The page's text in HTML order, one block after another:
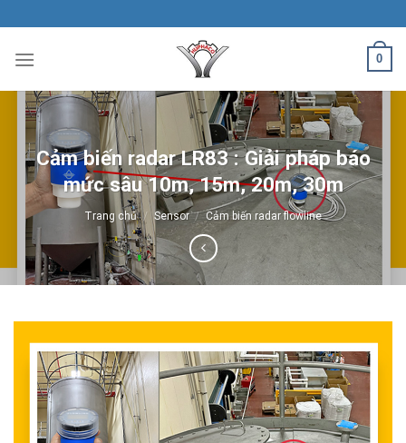
to
content
0
Cảm biến radar LR83 : Giải pháp báo
mức sâu 10m, 15m, 20m, 30m
Trang chủ / Sensor / Cảm biến radar flowline